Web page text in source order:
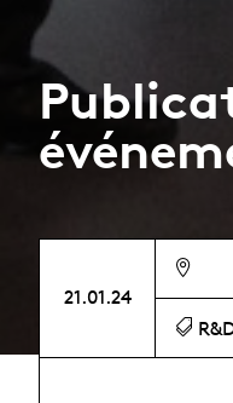
21.01.24